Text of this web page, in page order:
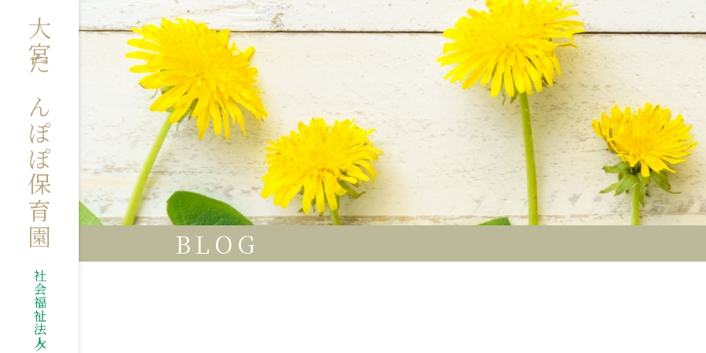
大宮たんぽぽ保育園 BLOG